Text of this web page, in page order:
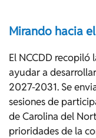
Mirando hacia
El NCCDD
ayudar a
2027-2031. Se
sesiones de
de Carolina del
prioridades de la